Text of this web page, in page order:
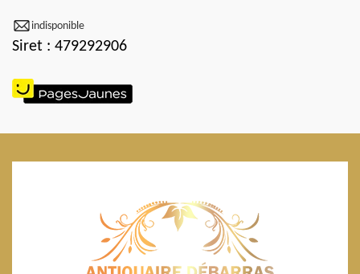
indisponible
Siret : 479292906